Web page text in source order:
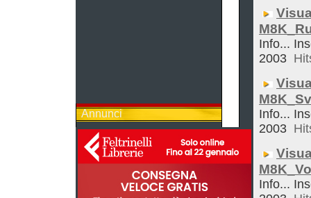
Annunci
Info...
2003
Info...
2003
Info...